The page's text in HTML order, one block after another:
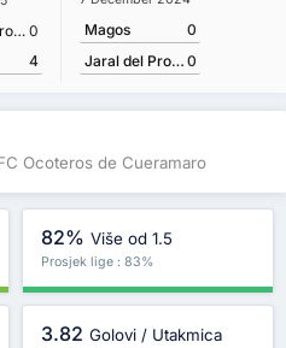
Jaral del Progreso FC Ocoteros de Cueramaro 0
4
Magos
0
Jaral del Progreso FC Ocoteros de Cueramaro 0
Ocoteros de Cueramaro
82% Više od 1.5
Prosjek lige : 83%
3.82 Golovi / Utakmica